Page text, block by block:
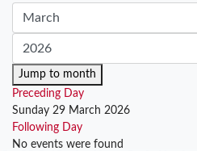
Jump to month
Preceding Day
Sunday 29 March 2026
Following Day
No events were found